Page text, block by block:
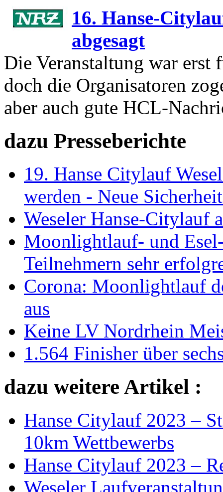
16. Hanse-
abgesagt
Die Veranstaltung war erst
doch die Organisatoren
aber auch gute HCL-
dazu Presseberichte
19. Hanse Citylauf
werden - Neue
Weseler Hanse-Citylauf
Moonlightlauf- und
Teilnehmern sehr
Corona: Moonlightlauf
aus
Keine LV Nordrhein
1.564 Finisher über
dazu weitere Artikel :
Hanse Citylauf 2023 –
10km Wettbewerbs
Hanse Citylauf 2023 –
Weseler